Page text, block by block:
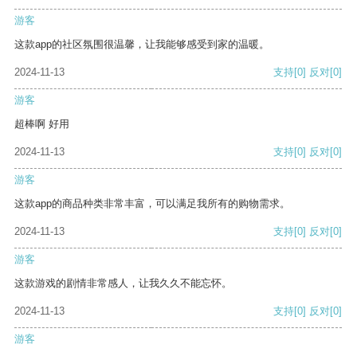
游客
这款app的社区氛围很温馨，让我能够感受到家的温暖。
2024-11-13 支持[0] 反对[0]
游客
超棒啊 好用
2024-11-13 支持[0] 反对[0]
游客
这款app的商品种类非常丰富，可以满足我所有的购物需求。
2024-11-13 支持[0] 反对[0]
游客
这款游戏的剧情非常感人，让我久久不能忘怀。
2024-11-13 支持[0] 反对[0]
游客